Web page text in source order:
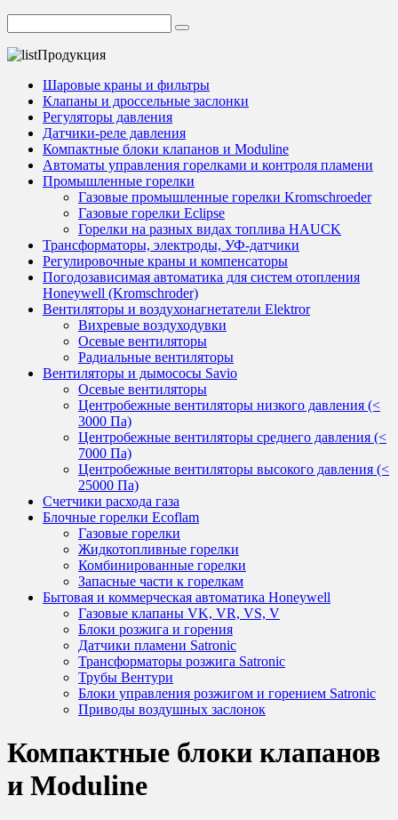
Продукция
Шаровые краны и фильтры
Клапаны и дроссельные заслонки
Регуляторы давления
Датчики-реле давления
Компактные блоки клапанов и Moduline
Автоматы управления горелками и контроля пламени
Промышленные горелки
Газовые промышленные горелки Kromschroeder
Газовые горелки Eclipse
Горелки на разных видах топлива HAUCK
Трансформаторы, электроды, УФ-датчики
Регулировочные краны и компенсаторы
Погодозависимая автоматика для систем отопления
Honeywell (Kromschroder)
Вентиляторы и воздухонагнетатели Elektror
Вихревые воздуходувки
Осевые вентиляторы
Радиальные вентиляторы
Вентиляторы и дымососы Savio
Осевые вентиляторы
Центробежные вентиляторы низкого давления (<
3000 Па)
Центробежные вентиляторы среднего давления (<
7000 Па)
Центробежные вентиляторы высокого давления (<
25000 Па)
Счетчики расхода газа
Блочные горелки Ecoflam
Газовые горелки
Жидкотопливные горелки
Комбинированные горелки
Запасные части к горелкам
Бытовая и коммерческая автоматика Honeywell
Газовые клапаны VK, VR, VS, V
Блоки розжига и горения
Датчики пламени Satronic
Трансформаторы розжига Satronic
Трубы Вентури
Блоки управления розжигом и горением Satronic
Приводы воздушных заслонок
Компактные блоки клапанов
и Moduline